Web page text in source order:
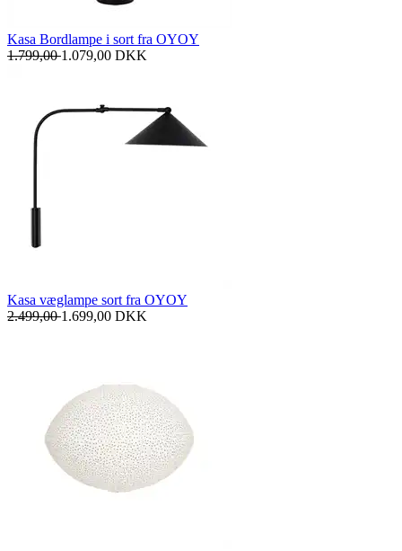
Kasa Bordlampe i sort fra OYOY
1.799,001.079,00 DKK
Kasa væglampe sort fra OYOY
2.499,001.699,00 DKK